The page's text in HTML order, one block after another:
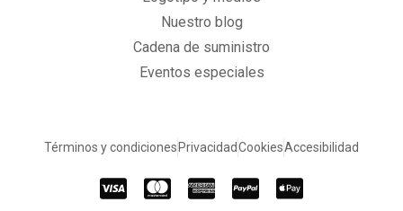
Nuestro blog
Cadena de suministro
Eventos especiales
Términos y condiciones PrivacidadCookiesAccesibilidad